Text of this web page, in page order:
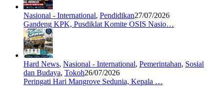
Nasional - International, Pendidikan27/07/2026
Gandeng KPK, Pusdiklat Komite OSIS Nasio…
Hard News, Nasional - International, Pemerintahan, Sosial
dan Budaya, Tokoh26/07/2026
Peringati Hari Mangrove Sedunia, Kepala …